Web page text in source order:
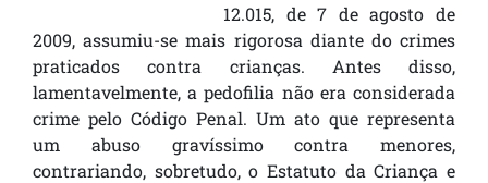
12.015, de 7 de agosto de
2009, assumiu-se mais rigorosa diante do crimes
praticados contra crianças. Antes disso,
lamentavelmente, a pedofilia não era considerada
crime pelo Código Penal. Um ato que representa
um abuso gravíssimo contra menores,
contrariando, sobretudo, o Estatuto da Criança e